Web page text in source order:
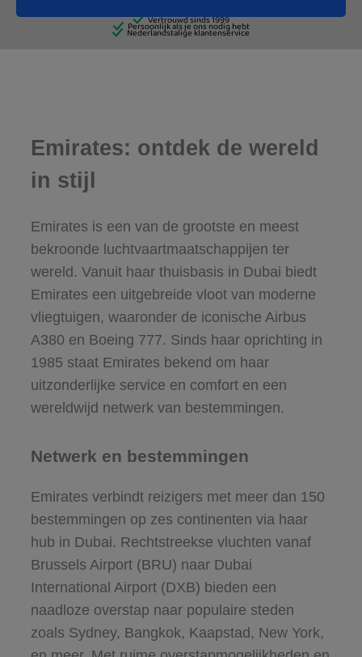
Emirates: ontdek de wereld
in stijl
Emirates is een van de grootste en meest
bekroonde luchtvaartmaatschappijen ter
wereld. Vanuit haar thuisbasis in Dubai biedt
Emirates een uitgebreide vloot van moderne
vliegtuigen, waaronder de iconische Airbus
A380 en Boeing 777. Sinds haar oprichting in
1985 staat Emirates bekend om haar
uitzonderlijke service en comfort en een
wereldwijd netwerk van bestemmingen.
Netwerk en bestemmingen
Emirates verbindt reizigers met meer dan 150
bestemmingen op zes continenten via haar
hub in Dubai. Rechtstreekse vluchten vanaf
Brussels Airport (BRU) naar Dubai
International Airport (DXB) bieden een
naadloze overstap naar populaire steden
zoals Sydney, Bangkok, Kaapstad, New York,